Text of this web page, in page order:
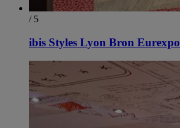
/ 5
ibis Styles Lyon Bron Eurexpo